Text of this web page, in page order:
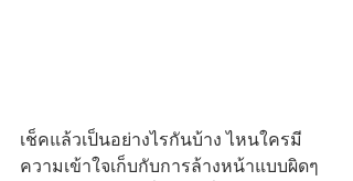
เช็คแล้วเป็นอย่างไรกันบ้าง ไหนใครมี
ความเข้าใจเก็บกับการล้างหน้าแบบผิดๆ